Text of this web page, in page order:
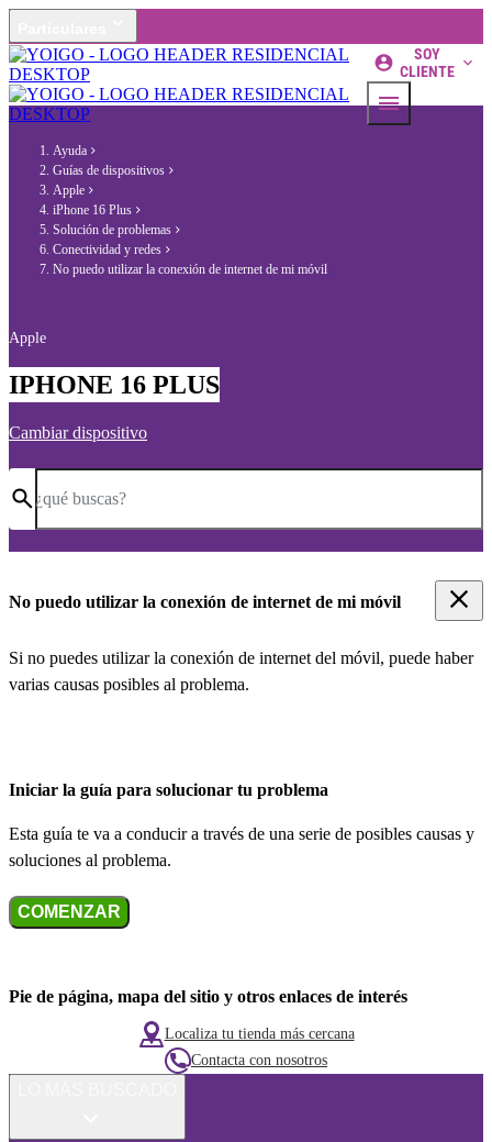
SOY
CLIENTE
Ayuda
Guías de dispositivos
Apple
iPhone 16 Plus
Solución de problemas
Conectividad y redes
No puedo utilizar la conexión de internet de mi móvil
Apple
IPHONE 16 PLUS
Cambiar dispositivo
¿qué buscas?
No puedo utilizar la conexión de internet de mi móvil
Si no puedes utilizar la conexión de internet del móvil, puede haber
varias causas posibles al problema.
Iniciar la guía para solucionar tu problema
Esta guía te va a conducir a través de una serie de posibles causas y
soluciones al problema.
COMENZAR
Pie de página, mapa del sitio y otros enlaces de interés
Localiza tu tienda más cercana
Contacta con nosotros